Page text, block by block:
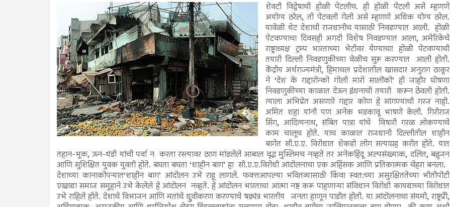
शेवटी विद्वेषाची होळी पेटलीच. ही होळी पेटली असे म्हणणे
अयोग्य ठरेल, ती पेटवली गेली असे म्हणणे अधिक योग्य ठरेल.
यावेळी थेट देशाची राजधानीच यासाठी निवडण्यात आली. होळी
पेटवण्याचा दिवसही अगदी विशेष निवडण्यात आला, अमेरिकेचे
राष्ट्राध्यक्ष ट्रम्प भारताच्या भेटीवर येण्याचा! होळी पेटवण्याची
तयारी दिल्ली निवडणुकीच्या वेळीच सुरू करण्यात आली होती.
केंद्रीय अर्थराज्यमंत्री, हिमाचल प्रदेशातील खासदार अनुराग ठाकूर
ने ‘देश के गद्दारोन्को गोली मारो सालोंको’ ही जाहीर घोषणा
निवडणुकीच्या काळात देऊन इंधनाची तयारी करून ठेवली होती.
त्याला अभिप्रेत असणारे गद्दार कोण हे सांगण्याची गरज नाही.
अमित शहा यांनी पण अनेक भडकावू भाषणे केली. गिरीराज
सिंग, आदित्यनाथ, संबित पात्रा यांचे विषारी गरळ ओकण्याचे
काम चालूच होते. याच काळात राजधानी दिल्लीतील शाहीन
बागेत सी.ए.ए. विरोधात शेकडो लोग सत्याग्रह करीत होते. यात
तहान-भूक, ऊन-थंडी यांची पर्वा न करता रस्त्यावर ठाण मांडलेले आबाल वृद्ध मुस्लिमच नव्हते तर अनेकहिंदू अल्पसंख्याक, दलित, बहुजन
आणि सुशिक्षित युवक युवती होते. बघता बघता ‘शाहीन बाग’ हा सी.ए.ए.विरोधी आंदोलनाचा एक अहिंसक आणि प्रतिकात्मक चेहरा बनला.
देशाच्या कानाकोपऱ्यात‘शाहीन बाग’ आंदोलन उभे राहू लागले. फक्तआपल्या भवितव्यासाठी किंवा स्वत:च्या असुरक्षिततेच्या भीतीपोटी
एखाद्या समाज समुहाने उभे केलेले हे आंदोलन नव्हते. हे आंदोलन भारताचा आत्मा नष्ट करू पाहणाऱ्या संविधान विरोधी कायद्याच्या विरोधात
उभे राहिले होते. देशाचे विभाजन आणि मतांचे ध्रुवीकरण करण्याचे षड्यंत्र भारतीय जनता हाणून पाडीत होती. या आंदोलनाचा संयमी, राष्ट्रप्रेी,